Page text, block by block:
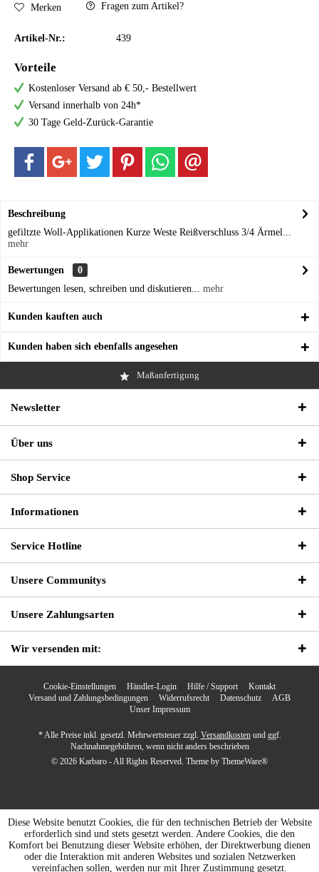
Merken Fragen zum Artikel?
Artikel-Nr.: 439
Vorteile
Kostenloser Versand ab € 50,- Bestellwert
Versand innerhalb von 24h*
30 Tage Geld-Zurück-Garantie
Beschreibung
gefiltzte Woll-Applikationen Kurze Weste Reißverschluss 3/4 Ärmel...
mehr
Bewertungen
0
Bewertungen lesen, schreiben und diskutieren... mehr
Kunden kauften auch
Kunden haben sich ebenfalls angesehen
Maßanfertigung
Newsletter
Über uns
Shop Service
Informationen
Service Hotline
Unsere Communitys
Unsere Zahlungsarten
Wir versenden mit:
Cookie-Einstellungen Händler-Login Hilfe / Support
Kontakt
Versand und Zahlungsbedingungen
Widerrufsrecht Datenschutz
AGB
Unser Impressum
* Alle Preise inkl. gesetzl. Mehrwertsteuer zzgl. Versandkostenund ggf.
Nachnahmegebühren, wenn nicht anders beschrieben
© 2026 Karbaro - All Rights Reserved. Theme by ThemeWare®
Diese Website benutzt Cookies, die für den technischen Betrieb der Website
erforderlich sind und stets gesetzt werden. Andere Cookies, die den
Komfort bei Benutzung dieser Website erhöhen, der Direktwerbung dienen
oder die Interaktion mit anderen Websites und sozialen Netzwerken
vereinfachen sollen, werden nur mit Ihrer Zustimmung gesetzt.